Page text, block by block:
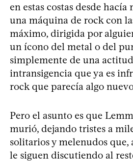
en estas costas desde
una máquina de rock con
máximo, dirigida por
un ícono del metal o del
simplemente de una
intransigencia que ya es
rock que parecía algo
Pero el asunto es que
murió, dejando tristes a
solitarios y melenudos
le siguen discutiendo al